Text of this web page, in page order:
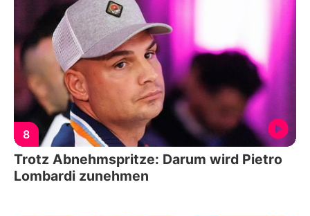
8
Trotz Abnehmspritze: Darum wird Pietro
Lombardi zunehmen